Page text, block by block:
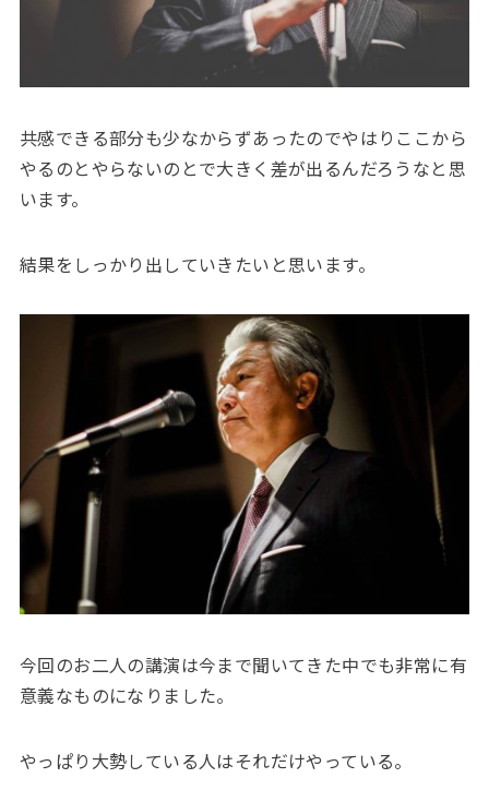
共感できる部分も少なからずあったのでやはりここから
やるのとやらないのとで大きく差が出るんだろうなと思
います。
結果をしっかり出していきたいと思います。
今回のお二人の講演は今まで聞いてきた中でも非常に有
意義なものになりました。
やっぱり大勢している人はそれだけやっている。